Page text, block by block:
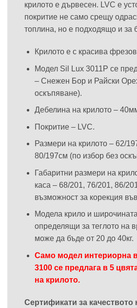
крилото е дървесен. LVC е
покритие не само срещу
топлина, но е подходящо и за
Крилото е с красива
Модел Sil Lux 3011P се
– Снежен Бор и Райски
оскъпяване).
Дебелина на крилото –
Покритие – LVC.
Размери на крилото – 62/
80/197см (по избор без
Габаритни размери на
каса – 68/201, 76/201, 86/
възможност за корекция
Модела крило и
определящи за теглото на
може да бъде от 20 до 40кг.
Само модел интериорна
3100 се предлага в 5
на крилото.
Сертификати за качеството